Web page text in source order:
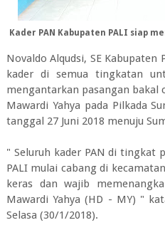
Kader PAN Kabupaten PALI siap
Novaldo Alqudsi, SE
kader di semua tingkatan
mengantarkan pasangan bakal
Mawardi Yahya pada Pilkada
tanggal 27 Juni 2018 menuju
" Seluruh kader PAN di tingkat
PALI mulai cabang di
keras dan wajib
Mawardi Yahya (HD - MY) "
Selasa (30/1/2018).